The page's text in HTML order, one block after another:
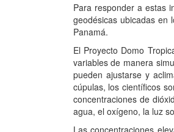
Para responder a estas
geodésicas ubicadas en
Panamá.
El Proyecto Domo
variables de manera
pueden ajustarse y
cúpulas, los científicos
concentraciones de
agua, el oxígeno, la luz
Las concentraciones